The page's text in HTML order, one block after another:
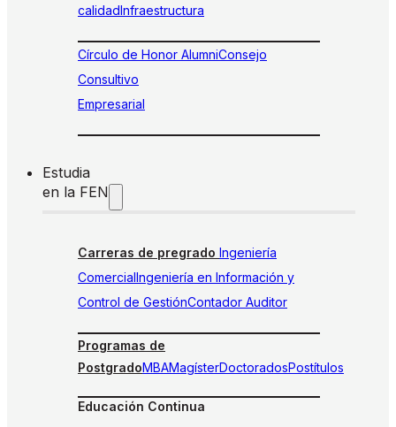
calidadInfraestructura
Círculo de Honor AlumniConsejo
Consultivo
Empresarial
Estudia
en la FEN
Carreras de pregrado Ingeniería
ComercialIngeniería en Información y
Control de GestiónContador Auditor
Programas de
PostgradoMBAMagísterDoctoradosPostítulos
Educación Continua